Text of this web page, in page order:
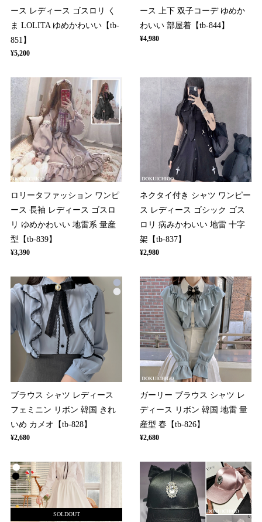
ース レディース ゴスロリ く
ま LOLITA ゆめかわいい【tb-
851】
¥5,200
ース 上下 双子コーデ ゆめか
わいい 部屋着【tb-844】
¥4,980
ロリータファッション ワンピ
ース 長袖 レディース ゴスロ
リ ゆめかわいい 地雷系 量産
型【tb-839】
¥3,390
ネクタイ付き シャツ ワンピー
ス レディース ゴシック ゴス
ロリ 病みかわいい 地雷 十字
架【tb-837】
¥2,980
ブラウス シャツ レディース
フェミニン リボン 韓国 きれ
いめ カメオ【tb-828】
¥2,680
ガーリー ブラウス シャツ レ
ディース リボン 韓国 地雷 量
産型 春【tb-826】
¥2,680
SOLDOUT